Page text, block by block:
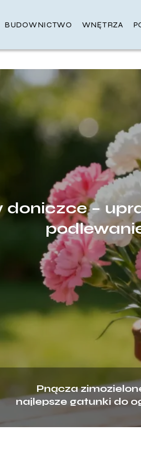
BUDOWNICTWO WNĘTRZA
doniczce –
Pnącza
najlepsze gatunki do
na balkon